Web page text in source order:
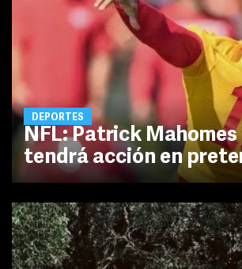
DEPORTES
NFL: Patrick Mahomes
tendrá acción en